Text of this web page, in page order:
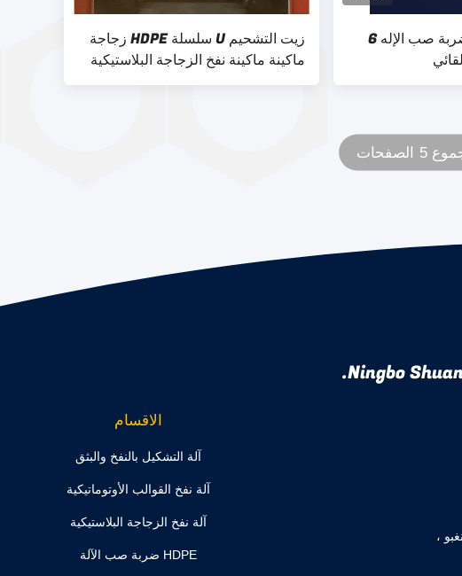
زيت التشحيم U سلسلة HDPE زجاجة
ماكينة ماكينة نفخ الزجاجة البلاستيكية
ذات الرأس الواحد
تعقيم 10L زجاجة ضربة صب الإله 6
5 الصفحات
Ningbo
الاقسام
آلة التشكيل بالنفخ والبثق
آلة نفخ القوالب الأوتوماتيكية
آلة نفخ الزجاجة البلاستيكية
HDPE ضربة صب الآلة
،